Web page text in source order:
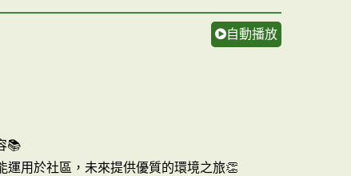
自動播放
📚
用於社區，未來提供優質的環境之旅👏